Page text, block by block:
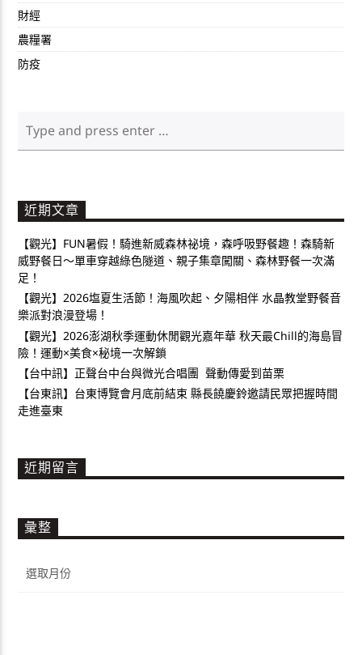
財經
農糧署
防疫
近期文章
【觀光】FUN暑假！騎進新威森林祕境，森呼吸野餐趣！森騎新
威野餐日～單車穿越綠色隧道、親子集章闖關、森林野餐一次滿
足！
【觀光】2026塩夏生活節！海風吹起、夕陽相伴 水晶教堂野餐音
樂派對浪漫登場！
【觀光】2026澎湖秋季運動休閒觀光嘉年華 秋天最Chill的海島冒
險！運動×美食×秘境一次解鎖
【台中訊】正聲台中台與微光合唱團 聲動傳愛到苗栗
【台東訊】台東博覽會月底前結束 縣長饒慶鈴邀請民眾把握時間
走進臺東
近期留言
彙整
整